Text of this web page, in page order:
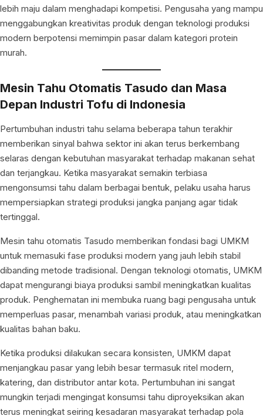
lebih maju dalam menghadapi kompetisi. Pengusaha yang mampu
menggabungkan kreativitas produk dengan teknologi produksi
modern berpotensi memimpin pasar dalam kategori protein
murah.
Mesin Tahu Otomatis Tasudo dan Masa
Depan Industri Tofu di Indonesia
Pertumbuhan industri tahu selama beberapa tahun terakhir
memberikan sinyal bahwa sektor ini akan terus berkembang
selaras dengan kebutuhan masyarakat terhadap makanan sehat
dan terjangkau. Ketika masyarakat semakin terbiasa
mengonsumsi tahu dalam berbagai bentuk, pelaku usaha harus
mempersiapkan strategi produksi jangka panjang agar tidak
tertinggal.
Mesin tahu otomatis Tasudo memberikan fondasi bagi UMKM
untuk memasuki fase produksi modern yang jauh lebih stabil
dibanding metode tradisional. Dengan teknologi otomatis, UMKM
dapat mengurangi biaya produksi sambil meningkatkan kualitas
produk. Penghematan ini membuka ruang bagi pengusaha untuk
memperluas pasar, menambah variasi produk, atau meningkatkan
kualitas bahan baku.
Ketika produksi dilakukan secara konsisten, UMKM dapat
menjangkau pasar yang lebih besar termasuk ritel modern,
katering, dan distributor antar kota. Pertumbuhan ini sangat
mungkin terjadi mengingat konsumsi tahu diproyeksikan akan
terus meningkat seiring kesadaran masyarakat terhadap pola